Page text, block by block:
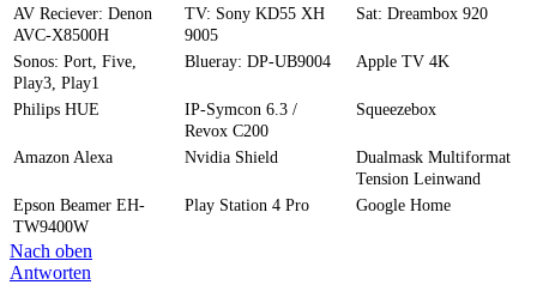
AV Reciever: Denon
AVC-X8500H
TV: Sony KD55 XH
9005
Sat: Dreambox 920
Sonos: Port, Five,
Play3, Play1
Blueray: DP-UB9004 Apple TV 4K
Philips HUE
IP-Symcon 6.3 /
Revox C200
Squeezebox
Amazon Alexa Nvidia Shield
Dualmask Multiformat
Tension Leinwand
Epson Beamer EH-
TW9400W
Play Station 4 Pro Google Home
Nach oben
Antworten